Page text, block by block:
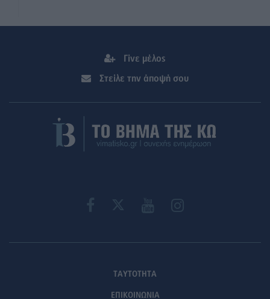
Γίνε μέλος
Στείλε την άποψή σου
ΤΑΥΤΟΤΗΤΑ
ΕΠΙΚΟΙΝΩΝΙΑ